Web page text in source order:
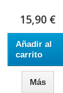
15,90 €
Añadir al
carrito
Más